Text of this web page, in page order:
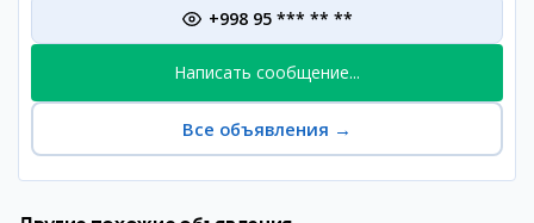
+998 95 *** ** **
Написать сообщение...
Все объявления →